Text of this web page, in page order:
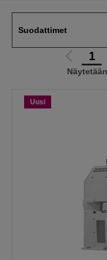
Suodattimet
Siirry1
Uusi